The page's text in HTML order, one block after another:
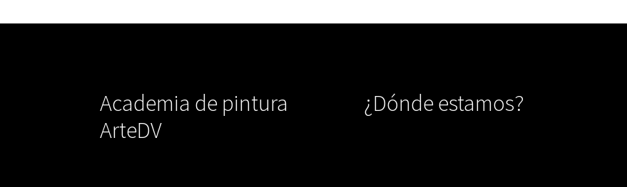
Academia de pintura
ArteDV
¿Dónde estamos?